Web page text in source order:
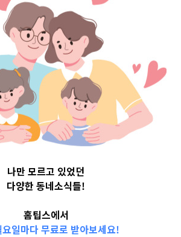
2023-10-16
admin
나만 모르고 있었던
다양한 동네소식들!
홈팁스에서
요일마다 무료로 받아보세요!